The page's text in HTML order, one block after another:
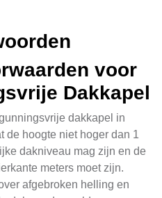
voor
Dakkapel
dakkapel in
de hoogte niet hoger dan 1
dakniveau mag zijn en de
meters moet zijn.
afgebroken helling en